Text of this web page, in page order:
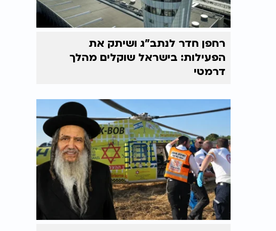
רחפן חדר לנתב"ג ושיתק את
הפעילות: בישראל שוקלים מהלך
דרמטי